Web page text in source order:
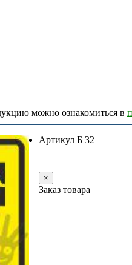
можно ознакомиться в
Артикул Б 32
×
Заказ товара